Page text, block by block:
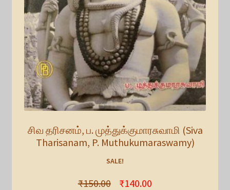
சிவ தரிசனம், ப. முத்துக்குமாரசுவாமி (Siva
Tharisanam, P. Muthukumaraswamy)
SALE!
₹150.00 ₹140.00